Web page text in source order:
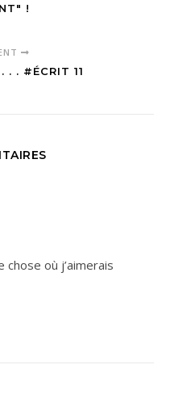
!
. . #ÉCRIT 11
où j’aimerais